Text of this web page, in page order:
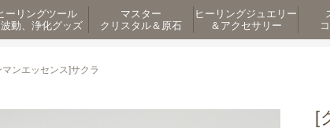
ーリングツール
波動、浄化グッズ
マスター
クリスタル＆原石
ヒーリングジュエリー
＆アクセサリー
マンエッセンス]サクラ
[